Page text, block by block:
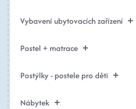
Vybavení ubytovacích zařízení
Postel + matrace
Postýlky - postele pro děti
Nábytek